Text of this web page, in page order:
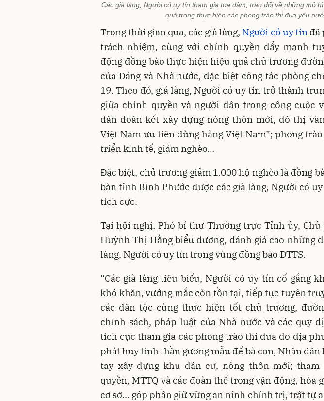
Các già làng, Người có uy tín tham gia tọa đàm, trao đổi về những mô
quả trong thực hiện các phong trào thi đua yêu
Trong thời gian qua, các già làng, Người có uy tínđã
trách nhiệm, cùng với chính quyền đẩy mạnh
động đồng bào thực hiện hiệu quả chủ trương
của Đảng và Nhà nước, đặc biệt công tác phòng
19. Theo đó, giá làng, Người có uy tín trở thành
giữa chính quyền và người dân trong công cuộc
dân đoàn kết xây dựng nông thôn mới, đô thị
Việt Nam ưu tiên dùng hàng Việt Nam”; phong
triển kinh tế, giảm nghèo…
Đặc biệt, chủ trương giảm 1.000 hộ nghèo là đồng
bàn tỉnh Bình Phước được các già làng, Người có
tích cực.
Tại hội nghị, Phó bí thư Thường trực Tỉnh ủy,
Huỳnh Thị Hằng biểu dương, đánh giá cao những
làng, Người có uy tín trong vùng đồng bào DTTS.
“Các già làng tiêu biểu, Người có uy tín cố gắng
khó khăn, vướng mắc còn tồn tại, tiếp tục tuyên
các dân tộc cùng thực hiện tốt chủ trương,
chính sách, pháp luật của Nhà nước và các quy
tích cực tham gia các phong trào thi đua do địa
phát huy tinh thần gương mẫu để bà con, Nhân dân
tay xây dựng khu dân cư, nông thôn mới; tham
quyền, MTTQ và các đoàn thể trong vận động, hòa
cơ sở... góp phần giữ vững an ninh chính trị, trật tự